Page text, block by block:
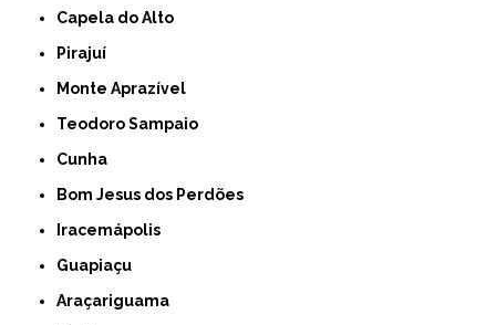
Capela do Alto
Pirajuí
Monte Aprazível
Teodoro Sampaio
Cunha
Bom Jesus dos Perdões
Iracemápolis
Guapiaçu
Araçariguama